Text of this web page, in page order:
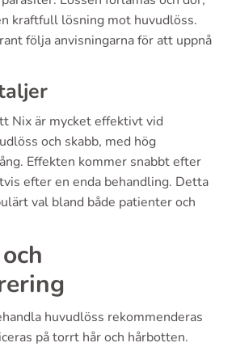
kraftfull lösning mot huvudlöss.
följa anvisningarna för att uppnå
Nix är mycket effektivt vid
och skabb, med hög
Effekten kommer snabbt efter
efter en enda behandling. Detta
val bland både patienter och
huvudlöss rekommenderas
på torrt hår och hårbotten.